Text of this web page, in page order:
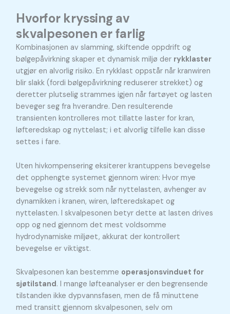
Hvorfor kryssing av
skvalpesonen er farlig
Kombinasjonen av slamming, skiftende oppdrift og
bølgepåvirkning skaper et dynamisk miljø der rykklaster
utgjør en alvorlig risiko. En rykklast oppstår når kranwiren
blir slakk (fordi bølgepåvirkning reduserer strekket) og
deretter plutselig strammes igjen når fartøyet og lasten
beveger seg fra hverandre. Den resulterende
transienten kontrolleres mot tillatte laster for kran,
løfteredskap og nyttelast; i et alvorlig tilfelle kan disse
settes i fare.
Uten hivkompensering eksiterer krantuppens bevegelse
det opphengte systemet gjennom wiren: Hvor mye
bevegelse og strekk som når nyttelasten, avhenger av
dynamikken i kranen, wiren, løfteredskapet og
nyttelasten. I skvalpesonen betyr dette at lasten drives
opp og ned gjennom det mest voldsomme
hydrodynamiske miljøet, akkurat der kontrollert
bevegelse er viktigst.
Skvalpesonen kan bestemme operasjonsvinduet for
sjøtilstand. I mange løfteanalyser er den begrensende
tilstanden ikke dypvannsfasen, men de få minuttene
med transitt gjennom skvalpesonen, selv om